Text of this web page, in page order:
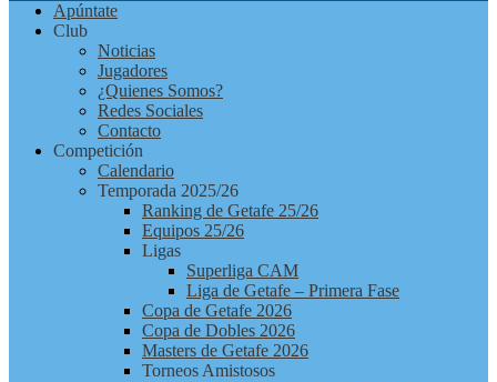
GetafeApúntate
Club
Noticias
Jugadores
¿Quienes Somos?
Redes Sociales
Contacto
Competición
Calendario
Temporada 2025/26
Ranking de Getafe 25/26
Equipos 25/26
Ligas
Superliga CAM
Liga de Getafe – Primera Fase
Copa de Getafe 2026
Copa de Dobles 2026
Masters de Getafe 2026
Torneos Amistosos